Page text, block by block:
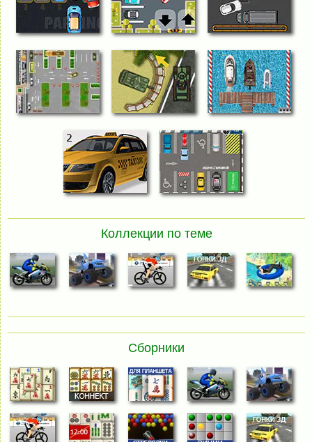
Коллекции по теме
Сборники